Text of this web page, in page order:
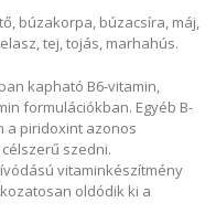
búzakorpa, búzacsíra, máj,
tej, tojás, marhahús.
kapható B6-vitamin,
formulációkban. Egyéb B-
a piridoxint azonos
szedni.
vitaminkészítmény
oldódik ki a